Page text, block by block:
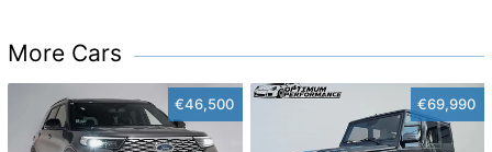
More Cars
€46,500 €69,990